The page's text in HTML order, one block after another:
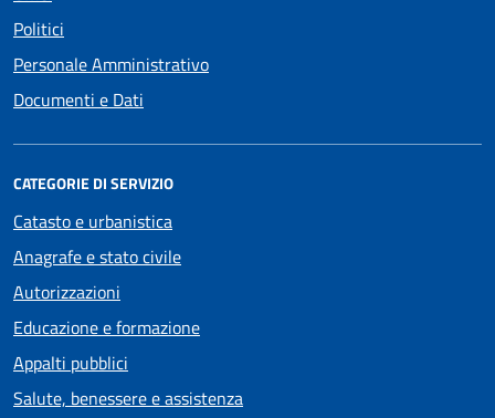
Politici
Personale Amministrativo
Documenti e Dati
CATEGORIE DI SERVIZIO
Catasto e urbanistica
Anagrafe e stato civile
Autorizzazioni
Educazione e formazione
Appalti pubblici
Salute, benessere e assistenza